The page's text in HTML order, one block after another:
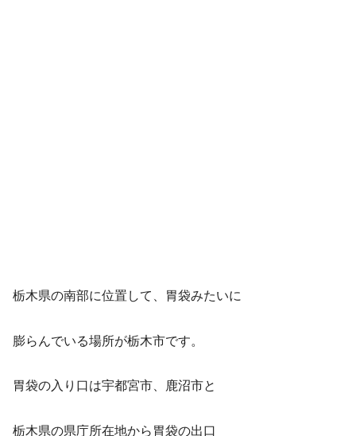
栃木県の南部に位置して、胃袋みたいに
膨らんでいる場所が栃木市です。
胃袋の入り口は宇都宮市、鹿沼市と
栃木県の県庁所在地から胃袋の出口